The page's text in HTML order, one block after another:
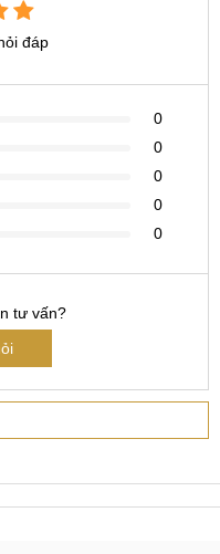
Giấy
đi:
đi:Xem bản đồ
đáp
0
0
0
0
0
tư vấn?